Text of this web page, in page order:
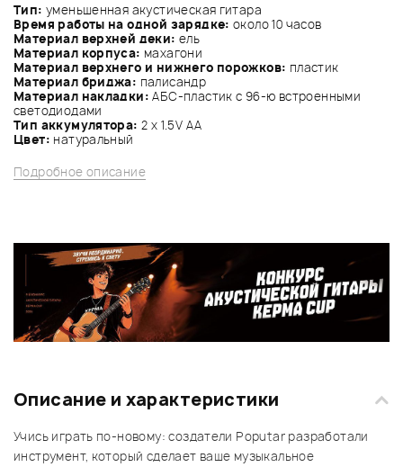
Тип: уменьшенная акустическая гитара
Время работы на одной зарядке:около 10 часов
Материал верхней деки: ель
Материал корпуса: махагони
Материал верхнего и нижнего порожков: пластик
Материал бриджа: палисандр
Материал накладки: АБС-пластик с 96-ю встроенными
светодиодами
Тип аккумулятора: 2 x 1.5V AA
Цвет: натуральный
Подробное описание
Описание и характеристики
Учись играть по-новому: создатели Poputar разработали
инструмент, который сделает ваше музыкальное